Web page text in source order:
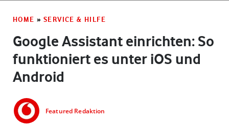
HOME » SERVICE & HILFE
Google Assistant einrichten: So
funktioniert es unter iOS und
Android
Featured Redaktion